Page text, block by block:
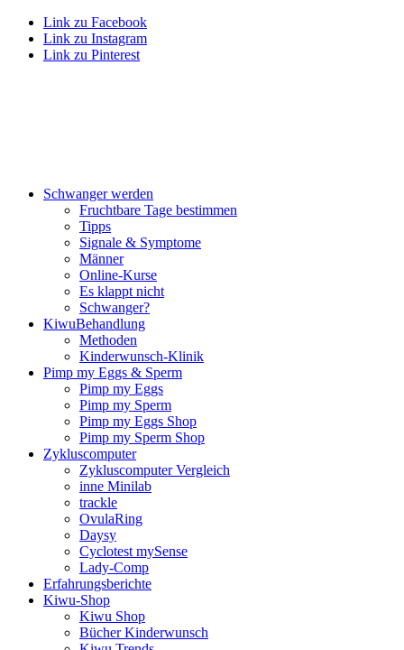
Link zu Facebook
Link zu Instagram
Link zu Pinterest
Schwan­ger wer­den
Frucht­ba­re Tage bestim­men
Tipps
Signa­le & Sym­pto­me
Män­ner
Online-Kur­se
Es klappt nicht
Schwan­ger?
Kiwu­Be­hand­lung
Metho­den
Kin­der­wunsch-Kli­nik
Pimp my Eggs & Sperm
Pimp my Eggs
Pimp my Sperm
Pimp my Eggs Shop
Pimp my Sperm Shop
Zyklus­com­pu­ter
Zyklus­com­pu­ter Ver­gleich
inne Mini­lab
track­le
Ovu­la­Ring
Day­sy
Cyclo­test mySen­se
Lady-Comp
Erfah­rungs­be­rich­te
Kiwu-Shop
Kiwu Shop
Bücher Kin­der­wunsch